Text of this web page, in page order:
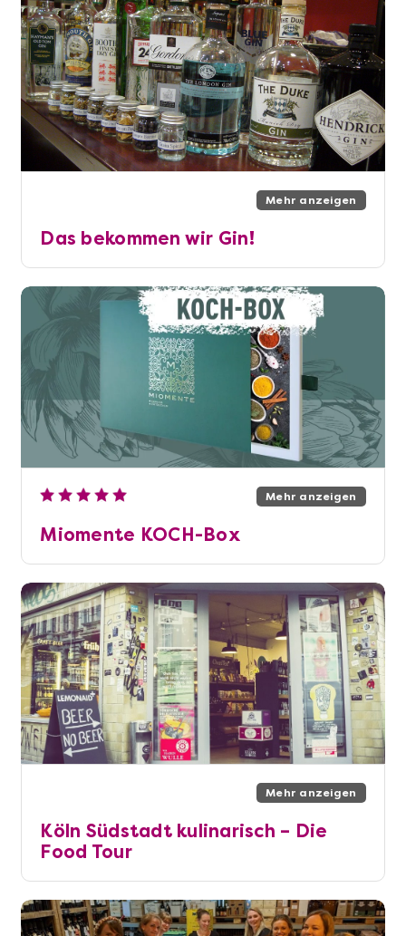
Mehr anzeigen
Das bekommen wir Gin!
Mehr anzeigen
Miomente KOCH-Box
Mehr anzeigen
Köln Südstadt kulinarisch – Die
Food Tour